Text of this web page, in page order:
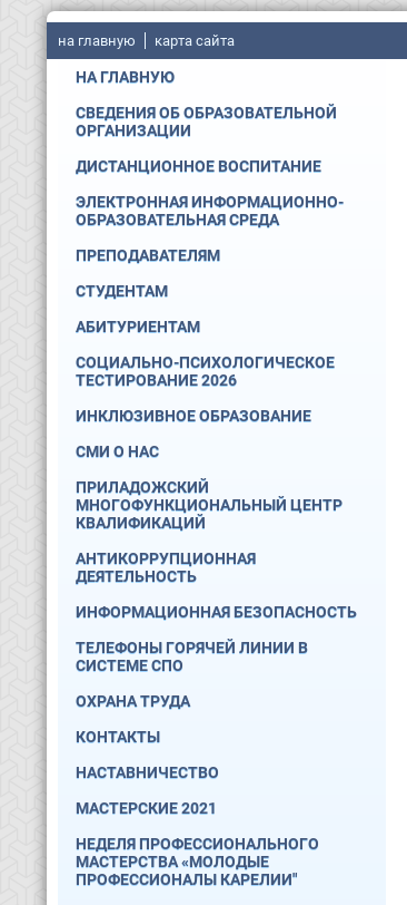
на главную карта сайта
НА ГЛАВНУЮ
СВЕДЕНИЯ ОБ ОБРАЗОВАТЕЛЬНОЙ
ОРГАНИЗАЦИИ
ДИСТАНЦИОННОЕ ВОСПИТАНИЕ
ЭЛЕКТРОННАЯ ИНФОРМАЦИОННО-
ОБРАЗОВАТЕЛЬНАЯ СРЕДА
ПРЕПОДАВАТЕЛЯМ
СТУДЕНТАМ
АБИТУРИЕНТАМ
СОЦИАЛЬНО-ПСИХОЛОГИЧЕСКОЕ
ТЕСТИРОВАНИЕ 2026
ИНКЛЮЗИВНОЕ ОБРАЗОВАНИЕ
СМИ О НАС
ПРИЛАДОЖСКИЙ
МНОГОФУНКЦИОНАЛЬНЫЙ ЦЕНТР
КВАЛИФИКАЦИЙ
АНТИКОРРУПЦИОННАЯ
ДЕЯТЕЛЬНОСТЬ
ИНФОРМАЦИОННАЯ БЕЗОПАСНОСТЬ
ТЕЛЕФОНЫ ГОРЯЧЕЙ ЛИНИИ В
СИСТЕМЕ СПО
ОХРАНА ТРУДА
КОНТАКТЫ
НАСТАВНИЧЕСТВО
МАСТЕРСКИЕ 2021
НЕДЕЛЯ ПРОФЕССИОНАЛЬНОГО
МАСТЕРСТВА «МОЛОДЫЕ
ПРОФЕССИОНАЛЫ КАРЕЛИИ"